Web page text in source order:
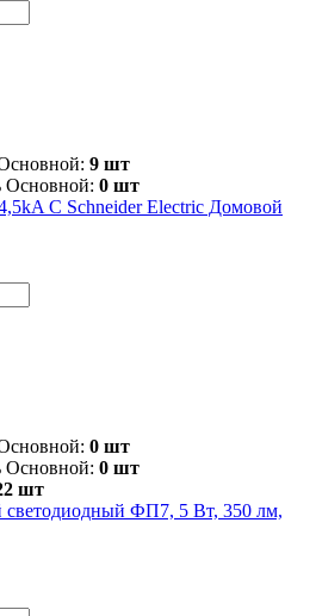
9 шт
Основной: 0 шт
С Schneider Electric Домовой
0 шт
Основной: 0 шт
шт
светодиодный ФП7, 5 Вт, 350 лм,